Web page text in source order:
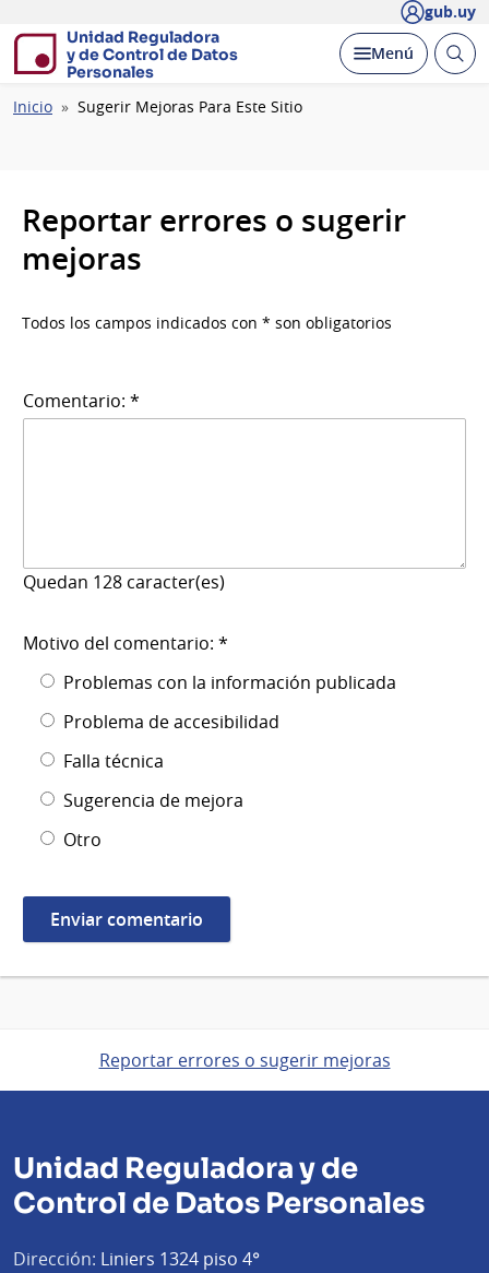
gub.uy
Unidad Reguladora
y de Control de Datos
Personales
Desplegar
Menú Abrir
Ruta
Inicio Sugerir Mejoras Para Este Sitio
Reportar errores o sugerir
mejoras
Todos los campos indicados con * son obligatorios
Comentario: *
Quedan 128 caracter(es)
Motivo del comentario: *
Problemas con la información publicada
Problema de accesibilidad
Falla técnica
Sugerencia de mejora
Otro
Reportar errores o sugerir mejoras
Unidad Reguladora y de
Control de Datos Personales
Dirección: Liniers 1324 piso 4°